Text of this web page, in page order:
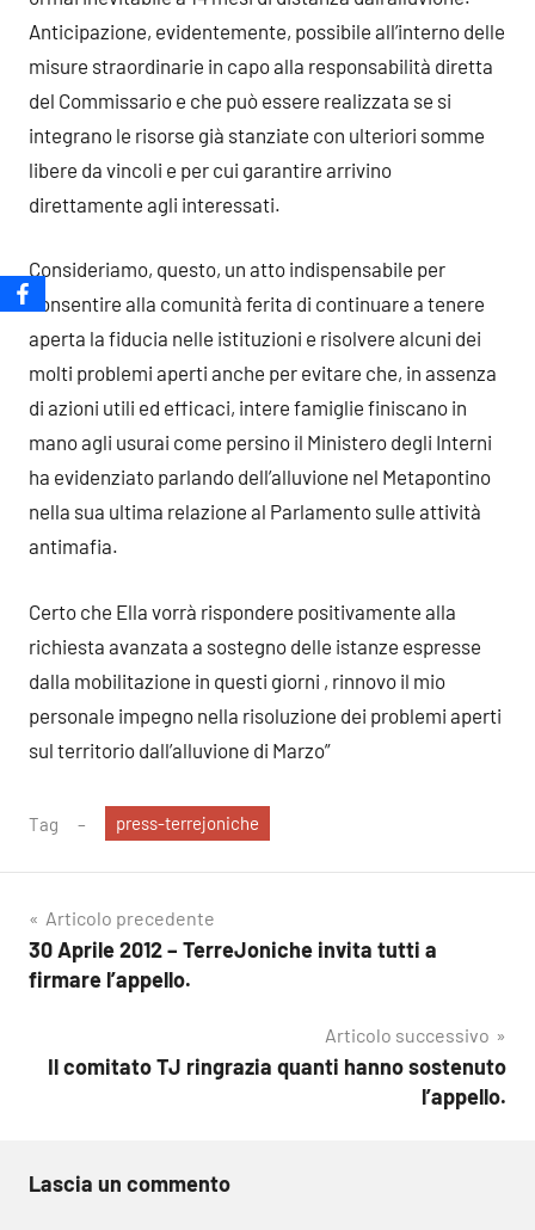
Anticipazione, evidentemente, possibile all’interno delle
misure straordinarie in capo alla responsabilità diretta
del Commissario e che può essere realizzata se si
integrano le risorse già stanziate con ulteriori somme
libere da vincoli e per cui garantire arrivino
direttamente agli interessati.
Consideriamo, questo, un atto indispensabile per
consentire alla comunità ferita di continuare a tenere
aperta la fiducia nelle istituzioni e risolvere alcuni dei
molti problemi aperti anche per evitare che, in assenza
di azioni utili ed efficaci, intere famiglie finiscano in
mano agli usurai come persino il Ministero degli Interni
ha evidenziato parlando dell’alluvione nel Metapontino
nella sua ultima relazione al Parlamento sulle attività
antimafia.
Certo che Ella vorrà rispondere positivamente alla
richiesta avanzata a sostegno delle istanze espresse
dalla mobilitazione in questi giorni , rinnovo il mio
personale impegno nella risoluzione dei problemi aperti
sul territorio dall’alluvione di Marzo”
Tag press-terrejoniche
Navigazione
articoli
Articolo precedente
30 Aprile 2012 – TerreJoniche invita tutti a
firmare l’appello.
Articolo successivo
Il comitato TJ ringrazia quanti hanno sostenuto
l’appello.
Lascia un commento